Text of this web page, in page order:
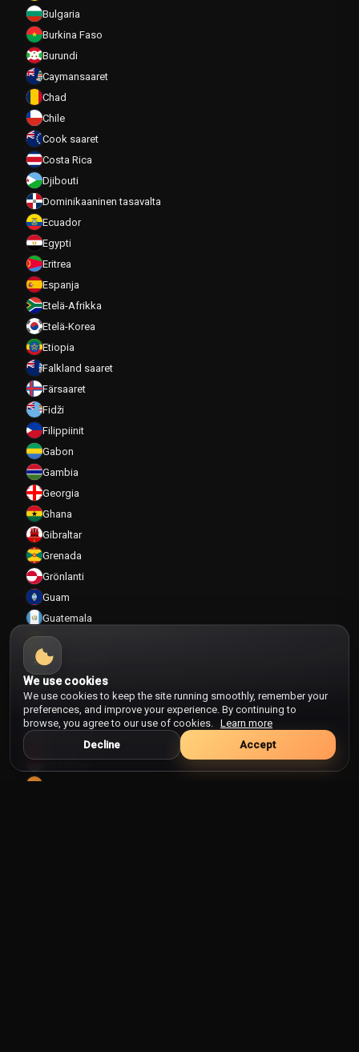
Bulgaria
Burkina Faso
Burundi
Caymansaaret
Chad
Chile
Cook saaret
Costa Rica
Djibouti
Dominikaaninen tasavalta
Ecuador
Egypti
Eritrea
Espanja
Etelä-Afrikka
Etelä-Korea
Etiopia
Falkland saaret
Färsaaret
Fidži
Filippiinit
Gabon
Gambia
Georgia
Ghana
Gibraltar
Grenada
Grönlanti
Guam
Guatemala
Guinea
Guinea-Bissau
Guyana
Haiti
Honduras
Hong Kong
We use cookies
We use cookies to keep the site running smoothly, remember your
preferences, and improve your experience. By continuing to
browse, you agree to our use of cookies. Learn more
Decline
Accept